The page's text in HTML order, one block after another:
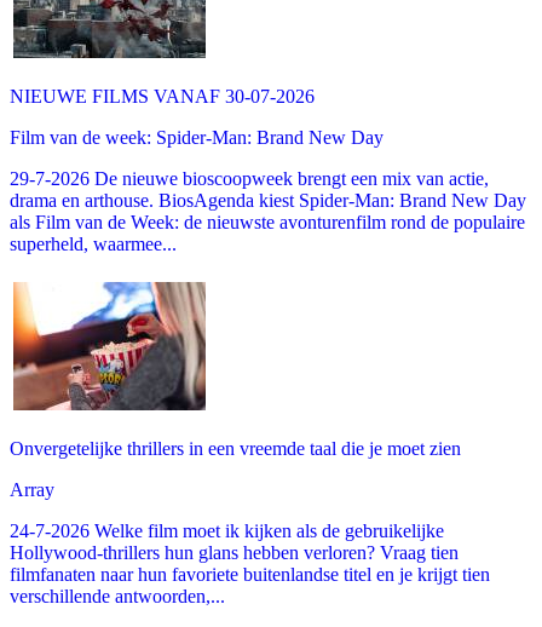
NIEUWE FILMS VANAF 30-07-2026
Film van de week: Spider-Man: Brand New Day
29-7-2026 De nieuwe bioscoopweek brengt een mix van actie,
drama en arthouse. BiosAgenda kiest Spider-Man: Brand New Day
als Film van de Week: de nieuwste avonturenfilm rond de populaire
superheld, waarmee...
Onvergetelijke thrillers in een vreemde taal die je moet zien
Array
24-7-2026 Welke film moet ik kijken als de gebruikelijke
Hollywood-thrillers hun glans hebben verloren? Vraag tien
filmfanaten naar hun favoriete buitenlandse titel en je krijgt tien
verschillende antwoorden,...